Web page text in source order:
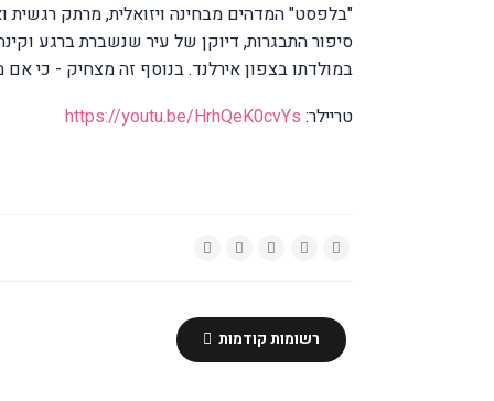
"בלפסט" המדהים מבחינה ויזואלית, מרתק
סיפור התבגרות, דיוקן של עיר שנשברת ברגע
במולדתו בצפון אירלנד. בנוסף זה מצחיק - כי אם
טריילר: https://youtu.be/HrhQeK0cvYs
רשומות קודמות